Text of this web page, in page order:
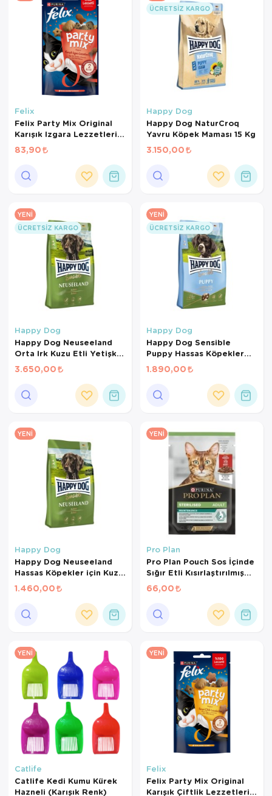
Felix
Felix Party Mix Original
Karışık Izgara Lezzetleri
Kedi Ödül Maması 60 Gr
83,90
ÜCRETSIZ KARGO
Happy Dog
Happy Dog NaturCroq
Yavru Köpek Maması 15 Kg
3.150,00
YENI
ÜCRETSIZ KARGO
Happy Dog
Happy Dog Neuseeland
Orta Irk Kuzu Etli Yetişkin
Kuru Köpek Maması 12.5 +
2 Kg
3.650,00
YENI
ÜCRETSIZ KARGO
Happy Dog
Happy Dog Sensible
Puppy Hassas Köpekler
İçin Kuzu Etli ve Pirinçli
Yavru Köpek Maması 4 Kg
1.890,00
YENI
Happy Dog
Happy Dog Neuseeland
Hassas Köpekler için Kuzu
Etli ve Pirinçli Yetişkin
Köpek Maması 4 Kg
1.460,00
YENI
Pro Plan
Pro Plan Pouch Sos İçinde
Sığır Etli Kısırlaştırılmış
Kedi Konservesi 85 Gr
66,00
YENI
Catlife
Catlife Kedi Kumu Kürek
Hazneli (Karışık Renk)
YENI
Felix
Felix Party Mix Original
Karışık Çiftlik Lezzetleri